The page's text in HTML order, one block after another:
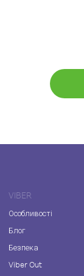
VIBER
Особливості
Блог
Безпека
Viber Out